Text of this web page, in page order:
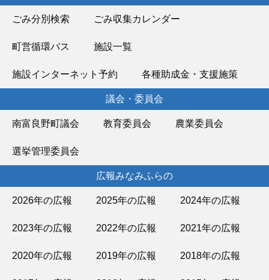
ごみ分別検索 ごみ収集カレンダー
町営循環バス 施設一覧
施設インターネット予約 各種助成金・支援施策
議会・委員会
南富良野町議会 教育委員会 農業委員会
選挙管理委員会
広報みなみふらの
2026年の広報 2025年の広報 2024年の広報
2023年の広報 2022年の広報 2021年の広報
2020年の広報 2019年の広報 2018年の広報